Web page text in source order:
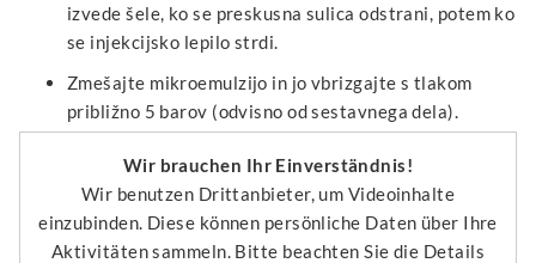
izvede šele, ko se preskusna sulica odstrani, potem ko
se injekcijsko lepilo strdi.
Zmešajte mikroemulzijo in jo vbrizgajte s tlakom
približno 5 barov (odvisno od sestavnega dela).
Wir brauchen Ihr Einverständnis!
Wir benutzen Drittanbieter, um Videoinhalte
einzubinden. Diese können persönliche Daten über Ihre
Aktivitäten sammeln. Bitte beachten Sie die Details